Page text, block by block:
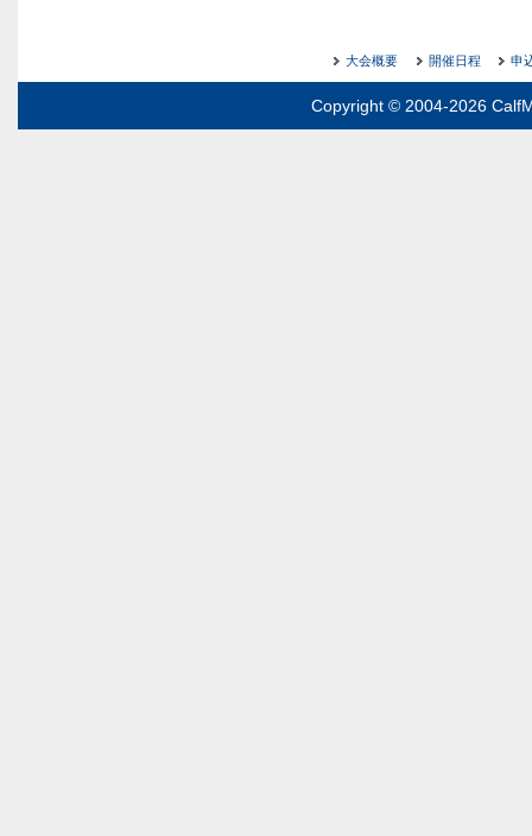
大会概要 開催日程 申
Copyright © 2004-2026